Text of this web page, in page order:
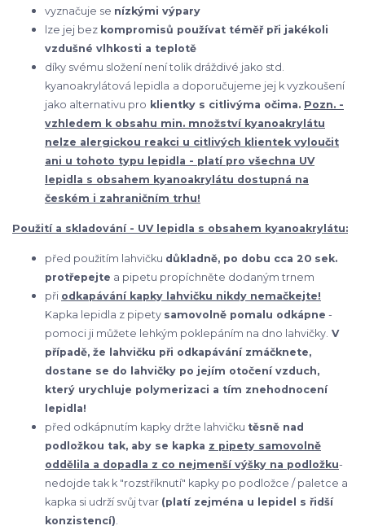
vyznačuje se nízkými výpary
lze jej bez kompromisů používat téměř při jakékoli
vzdušné vlhkosti a teplotě
díky svému složení není tolik dráždivé jako std.
kyanoakrylátová lepidla a doporučujeme jej k vyzkoušení
jako alternativu pro klientky s citlivýma očima. Pozn. -
vzhledem k obsahu min. množství kyanoakrylátu
nelze alergickou reakci u citlivých klientek vyloučit
ani u tohoto typu lepidla - platí pro všechna UV
lepidla s obsahem kyanoakrylátu dostupná na
českém i zahraničním trhu!
Použití a skladování - UV lepidla s obsahem kyanoakrylátu:
před použitím lahvičku důkladně, po dobu cca 20 sek.
protřepejte a pipetu propíchněte dodaným trnem
při odkapávání kapky lahvičku nikdy nemačkejte!
Kapka lepidla z pipety samovolně pomalu odkápne -
pomoci ji můžete lehkým poklepáním na dno lahvičky. V
případě, že lahvičku při odkapávání zmáčknete,
dostane se do lahvičky po jejím otočení vzduch,
který urychluje polymerizaci a tím znehodnocení
lepidla!
před odkápnutím kapky držte lahvičku těsně nad
podložkou tak, aby se kapka z pipety samovolně
oddělila a dopadla z co nejmenší výšky na podložku-
nedojde tak k "rozstříknutí" kapky po podložce / paletce a
kapka si udrží svůj tvar (platí zejména u lepidel s řidší
konzistencí).